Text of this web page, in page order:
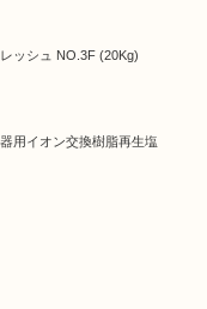
ッシュ NO.3F (20Kg)
イオン交換樹脂再生塩